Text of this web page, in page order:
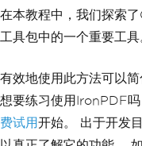
ew
//
RenderHtmlAsPdf(
// Save
        newPdf
.
df");
在本教程中，我们探索
工具包中的一个重要工具
有效地使用此方法可以
想要练习使用IronPDF
费试用开始。 出于开发